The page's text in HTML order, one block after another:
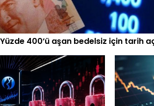
Yüzde 400’ü aşan bedelsiz için tarih